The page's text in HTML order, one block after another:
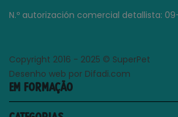
N.º autorización comercial detallista:
Copyright 2016 - 2025 © SuperPet
Desenho web por Difadi.com
EM FORMAÇÃO